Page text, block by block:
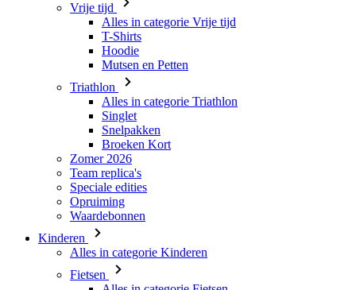
Vrije tijd
Alles in categorie Vrije tijd
T-Shirts
Hoodie
Mutsen en Petten
Triathlon
Alles in categorie Triathlon
Singlet
Snelpakken
Broeken Kort
Zomer 2026
Team replica's
Speciale edities
Opruiming
Waardebonnen
Kinderen
Alles in categorie Kinderen
Fietsen